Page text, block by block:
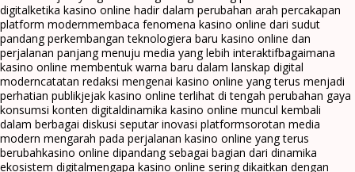
digitalketika kasino online hadir dalam perubahan arah percakapan
platform modernmembaca fenomena kasino online dari sudut
pandang perkembangan teknologiera baru kasino online dan
perjalanan panjang menuju media yang lebih interaktifbagaimana
kasino online membentuk warna baru dalam lanskap digital
moderncatatan redaksi mengenai kasino online yang terus menjadi
perhatian publikjejak kasino online terlihat di tengah perubahan gaya
konsumsi konten digitaldinamika kasino online muncul kembali
dalam berbagai diskusi seputar inovasi platformsorotan media
modern mengarah pada perjalanan kasino online yang terus
berubahkasino online dipandang sebagai bagian dari dinamika
ekosistem digitalmengapa kasino online sering dikaitkan dengan